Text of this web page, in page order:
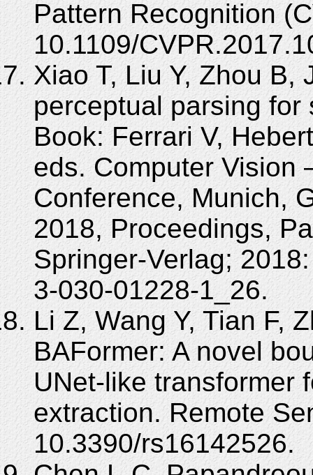
Pattern Recognition
10.1109/
Xiao T, Liu Y, Zhou B,
perceptual parsing
Book: Ferrari V,
eds. Computer Vision
Conference, Munich,
2018, Proceedings,
Springer-Verlag;
3-030-01228-1_26.
Li Z, Wang Y, Tian F,
BAFormer: A novel
UNet-like transformer
extraction. Remote
10.3390/rs16142526.